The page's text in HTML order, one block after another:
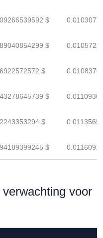
$
$
$
$
$
$
voor